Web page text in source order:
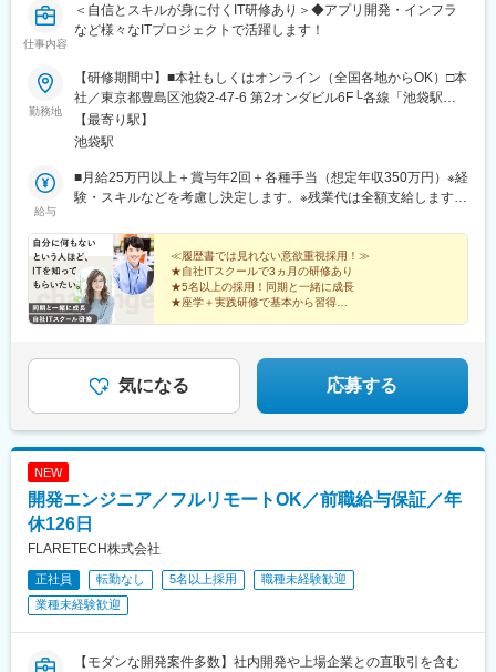
仕事内容
＜自信とスキルが身に付くIT研修あり＞◆アプリ開発・インフラ
など様々なITプロジェクトで活躍します！
勤務地
【研修期間中】■本社もしくはオンライン（全国各地からOK）□本
社／東京都豊島区池袋2-47-6 第2オンダビル6F└各線「池袋駅」
徒歩4分【研修終了後】■東京23区を中心とした全国各地のITプロ
ジェクト先※勤務地は希望を考慮します。※転居を伴う転勤はあり
ート・在宅勤務はプロジェクトによって異なります。
【最寄り駅】
池袋駅
給与
■月給25万円以上＋賞与年2回＋各種手当（想定年収350万円）※経
験・スキルなどを考慮し決定します。※残業代は全額支給します。
職・前職給与を考慮します。
≪履歴書では見れない意欲重視採用！≫
★自社ITスクールで3ヵ月の研修あり
★5名以上の採用！同期と一緒に成長
★座学＋実践研修で基本から習得
気になる 応募する
NEW
開発エンジニア／フルリモートOK／前職給与保証／年
休126日
FLARETECH株式会社
正社員 転勤なし 5名以上採用
職種未経験歓迎
業種未経験歓迎
【モダンな開発案件多数】社内開発や上場企業との直取引を含む